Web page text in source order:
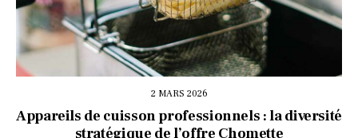
2 MARS 2026
Appareils de cuisson professionnels : la diversité
stratégique de l’offre Chomette